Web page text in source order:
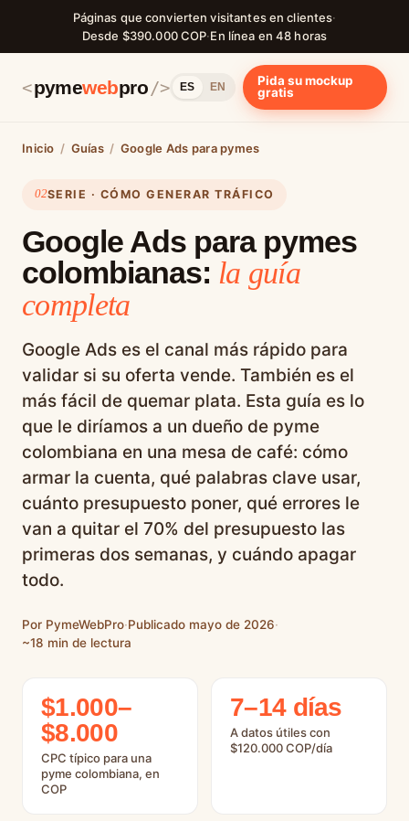
Páginas que convierten visitantes en clientes·
Desde $390.000 COP·En línea en 48 horas
<pymewebpro/> ES EN
Pida su mockup
gratis
Inicio / Guías / Google Ads para pymes
02SERIE · CÓMO GENERAR TRÁFICO
Google Ads para pymes
colombianas: la guía
completa
Google Ads es el canal más rápido para
validar si su oferta vende. También es el
más fácil de quemar plata. Esta guía es lo
que le diríamos a un dueño de pyme
colombiana en una mesa de café: cómo
armar la cuenta, qué palabras clave usar,
cuánto presupuesto poner, qué errores le
van a quitar el 70% del presupuesto las
primeras dos semanas, y cuándo apagar
todo.
Por PymeWebPro·Publicado mayo de 2026·
~18 min de lectura
$1.000–
$8.000
CPC típico para una
pyme colombiana, en
COP
7–14 días
A datos útiles con
$120.000 COP/día